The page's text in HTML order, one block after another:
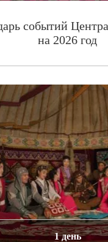
событий
на 2026 год
1 день